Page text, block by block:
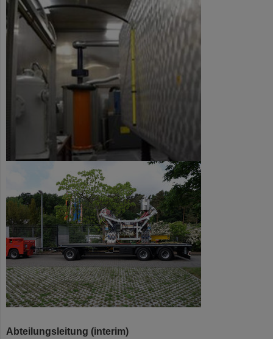
Abteilungsleitung (interim)